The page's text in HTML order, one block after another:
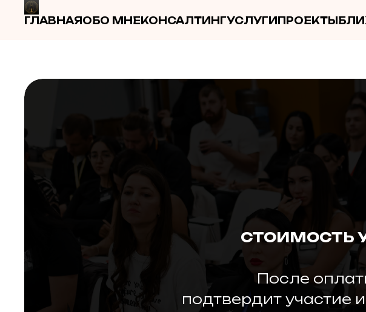
ГЛАВНАЯ ОБО МНЕ КОНСАЛТИНГУСЛУГИ ПРОЕКТЫ
СТОИМОСТЬ
После
подтвердит участие